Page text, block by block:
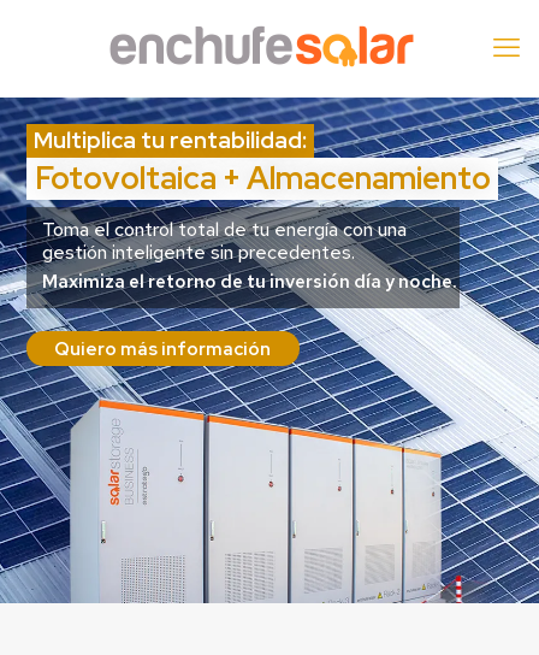
Maximiza el retorno de tu inversión día y noche.
Fotovoltaica + Almacenamiento
Quiero más información
Multiplica tu rentabilidad:
Toma el control total de tu energía con una
gestión inteligente sin precedentes.